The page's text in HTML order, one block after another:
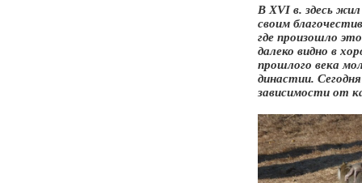
В XVI в. здесь
своим
где произошло
далеко видно в
прошлого века
династии.
зависимости от